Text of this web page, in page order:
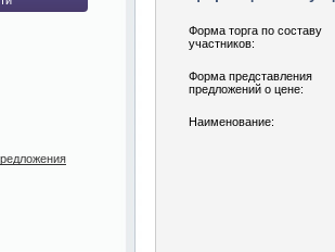
Форма торга по составу
участников:
Форма представления
предложений о цене:
Наименование: